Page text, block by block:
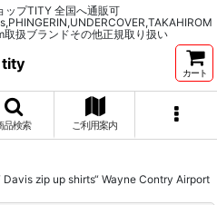
ップTITY 全国へ通販可
扱ブランドその他正規取り扱い
tity
カート
品検索 ご利用案内
Davis zip up shirts“ Wayne Contry Airport